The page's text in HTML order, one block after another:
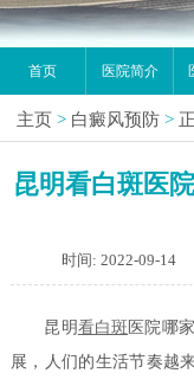
首页 医院简介
主页 > 白癜风预防 >
昆明看白斑医
时间: 2022-09-14
昆明看白斑 医院哪
展，人们的生活节奏越